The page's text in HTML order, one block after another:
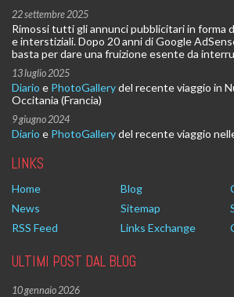
22 settembre 2025
Rimossi tutti gli annunci pubblicitari in forma
e interstiziali. Dopo 20 anni di Google
basta per dare una fruizione esente da
13 luglio 2025
Diario e PhotoGallerydel recente viaggio in
Occitania (Francia)
9 giugno 2024
Diario e PhotoGallerydel recente viaggio
LINKS
Home Blog
News
Sitemap
RSS Feed
Links Exchange
ULTIMI POST DAL BLOG
10 gennaio 2026